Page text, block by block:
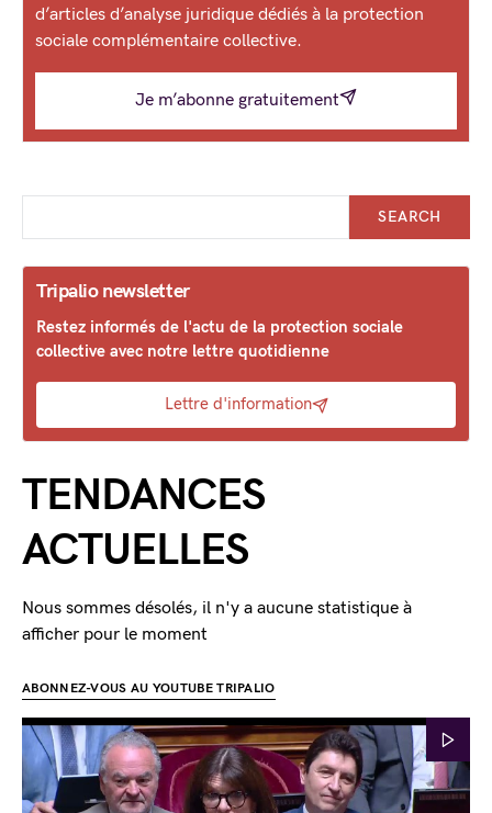
d’articles d’analyse juridique dédiés à la protection
sociale complémentaire collective.
Je m’abonne gratuitement
SEARCH
Tripalio newsletter
Restez informés de l'actu de la protection sociale
collective avec notre lettre quotidienne
Lettre d'information
TENDANCES
ACTUELLES
Nous sommes désolés, il n'y a aucune statistique à
afficher pour le moment
ABONNEZ-VOUS AU YOUTUBE TRIPALIO